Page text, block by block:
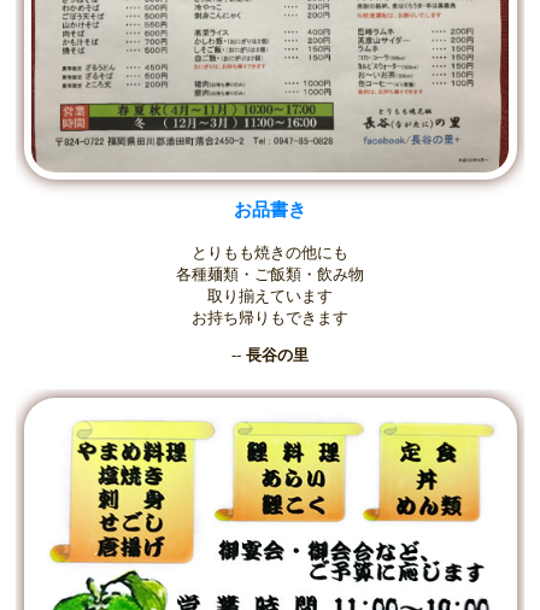
お品書き
とりもも焼きの他にも
各種麺類・ご飯類・飲み物
取り揃えています
お持ち帰りもできます
-- 長谷の里